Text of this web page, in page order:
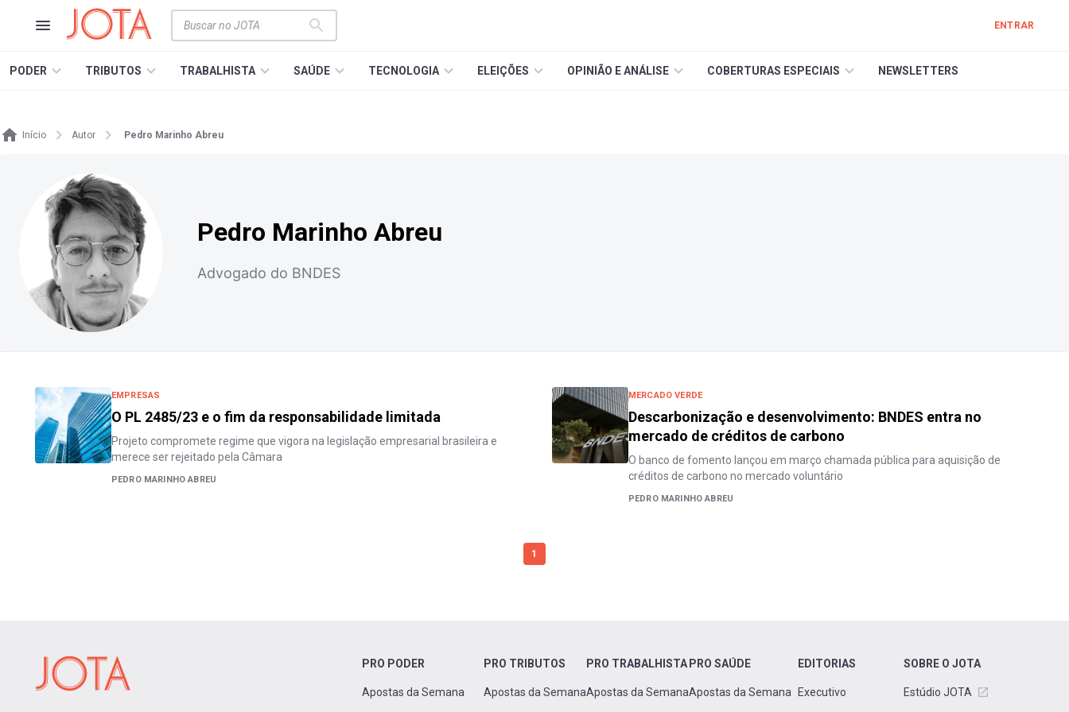
ENTRAR
PODER TRIBUTOS TRABALHISTA SAÚDE TECNOLOGIA ELEIÇÕES OPINIÃO E ANÁLISE COBERTURAS ESPECIAIS NEWSLETTERS
Início Autor Pedro Marinho Abreu
Pedro Marinho Abreu
Advogado do BNDES
EMPRESAS
O PL 2485/23 e o fim da responsabilidade limitada
Projeto compromete regime que vigora na legislação empresarial brasileira e
merece ser rejeitado pela Câmara
PEDRO MARINHO ABREU
MERCADO VERDE
Descarbonização e desenvolvimento: BNDES entra no
mercado de créditos de carbono
O banco de fomento lançou em março chamada pública para aquisição de
créditos de carbono no mercado voluntário
PEDRO MARINHO ABREU
1
PRO PODER
Apostas da Semana
PRO TRIBUTOS
Apostas da Semana
PRO TRABALHISTA
Apostas da Semana
PRO SAÚDE
Apostas da Semana
EDITORIAS
Executivo
SOBRE O JOTA
Estúdio JOTA